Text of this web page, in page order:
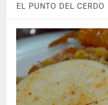
EL PUNTO DEL CERDO